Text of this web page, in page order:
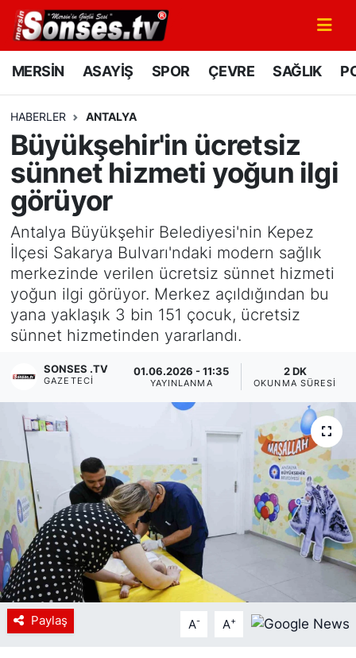
MERSİN ASAYİŞ SPOR ÇEVRE SAĞLIK
HABERLER ANTALYA
Büyükşehir'in ücretsiz
sünnet hizmeti yoğun ilgi
görüyor
Antalya Büyükşehir Belediyesi'nin Kepez
İlçesi Sakarya Bulvarı'ndaki modern sağlık
merkezinde verilen ücretsiz sünnet hizmeti
yoğun ilgi görüyor. Merkez açıldığından bu
yana yaklaşık 3 bin 151 çocuk, ücretsiz
sünnet hizmetinden yararlandı.
SONSES .TV
GAZETECI
01.06.2026 - 11:35
YAYINLANMA
2 DK
OKUNMA SÜRESI
Paylaş A- A+
MERSİN
SPOR
GÜNÜN MANŞETİ
DÜNYA
KÜLTÜR - SANAT
MAGAZİN
SAĞLIK
Siyaset
YEREL HABER
Haberde insan
Tanıtım
Mersin Nöbetçi Eczaneler
Mersin Namaz Vakitleri
Mersin Trafik Yoğunluk Haritası
Süper Lig Puan Durumu ve Fikstür
Tüm Manşetler
Son Dakika Haberleri
Haber Arşivi